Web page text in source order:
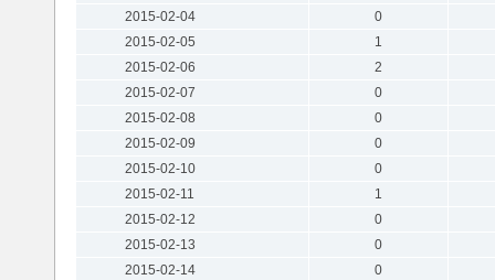
2015-02-04
0
2015-02-05
1
2015-02-06
2
2015-02-07
0
2015-02-08
0
2015-02-09
0
2015-02-10
0
2015-02-11
1
2015-02-12
0
2015-02-13
0
2015-02-14
0